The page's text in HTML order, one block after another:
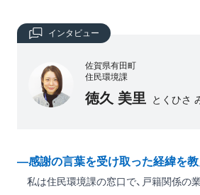
インタビュー
佐賀県有田町
住民環境課
徳久 美里 とくひさ
―感謝の言葉を受け取った経緯を教
私は住民環境課の窓口で、戸籍関係の